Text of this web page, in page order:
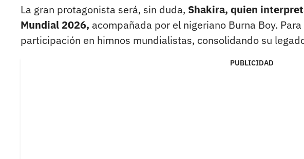
La gran protagonista será, sin duda, Shakira, quien
Mundial 2026, acompañada por el nigeriano Burna Boy.
participación en himnos mundialistas, consolidando su
PUBLICIDAD